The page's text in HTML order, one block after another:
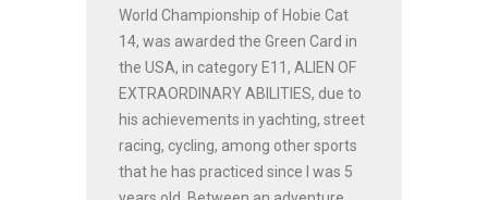
World Championship of Hobie Cat
14, was awarded the Green Card in
the USA, in category E11, ALIEN OF
EXTRAORDINARY ABILITIES, due to
his achievements in yachting, street
racing, cycling, among other sports
that he has practiced since I was 5